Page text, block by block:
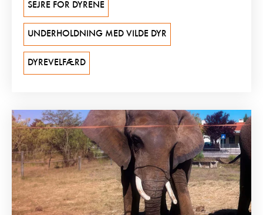
SEJRE FOR DYRENE
UNDERHOLDNING MED VILDE DYR
DYREVELFÆRD